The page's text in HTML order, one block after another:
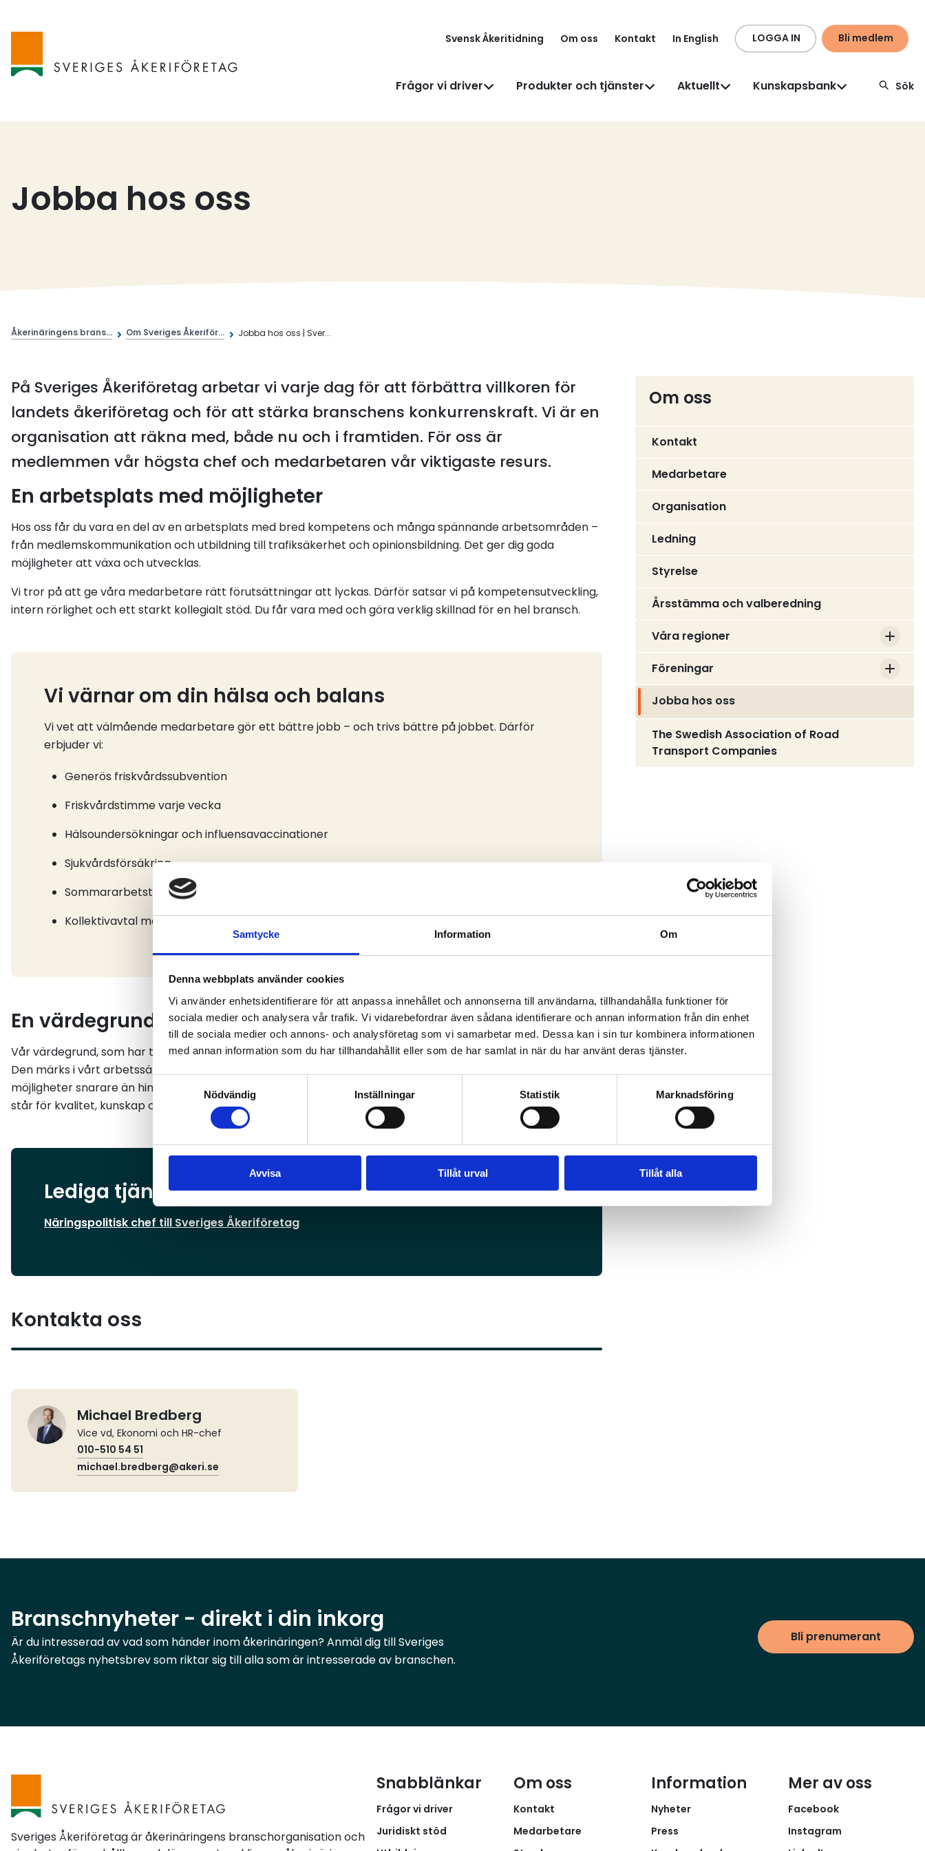
Samtycke Information Om
Denna webbplats använder cookies
Vi använder enhetsidentifierare för att anpassa innehållet och annonserna till användarna, tillhandahålla funktioner för
sociala medier och analysera vår trafik. Vi vidarebefordrar även sådana identifierare och annan information från din enhet
till de sociala medier och annons- och analysföretag som vi samarbetar med. Dessa kan i sin tur kombinera informationen
med annan information som du har tillhandahållit eller som de har samlat in när du har använt deras tjänster.
Nödvändig
Inställningar Statistik Marknadsföring
Avvisa Tillåt urval Tillåt alla
Svensk Åkeritidning Om oss Kontakt In English LOGGA IN Bli medlem
Frågor vi driver Produkter och tjänster Aktuellt Kunskapsbank Sök
Jobba hos oss
Åkerinäringens brans... Om Sveriges Åkeriför... Jobba hos oss | Sver...
På Sveriges Åkeriföretag arbetar vi varje dag för att förbättra villkoren för
landets åkeriföretag och för att stärka branschens konkurrenskraft. Vi är en
organisation att räkna med, både nu och i framtiden. För oss är
medlemmen vår högsta chef och medarbetaren vår viktigaste resurs.
En arbetsplats med möjligheter
Hos oss får du vara en del av en arbetsplats med bred kompetens och många spännande arbetsområden –
från medlemskommunikation och utbildning till trafiksäkerhet och opinionsbildning. Det ger dig goda
möjligheter att växa och utvecklas.
Vi tror på att ge våra medarbetare rätt förutsättningar att lyckas. Därför satsar vi på kompetensutveckling,
intern rörlighet och ett starkt kollegialt stöd. Du får vara med och göra verklig skillnad för en hel bransch.
Vi värnar om din hälsa och balans
Vi vet att välmående medarbetare gör ett bättre jobb – och trivs bättre på jobbet. Därför
erbjuder vi:
Generös friskvårdssubvention
Friskvårdstimme varje vecka
Hälsoundersökningar och influensavaccinationer
Sjukvårdsförsäkring
Sommararbetstid
Kollektivavtal med tjänstepension och andra trygga förmåner
En värdegrund som märks
Vår värdegrund, som har tagits fram tillsammans med våra medarbetare, genomsyrar hela vår verksamhet.
Den märks i vårt arbetssätt, i mötet med andra och i de beslut vi fattar. Vi är lösningsorienterade och ser
möjligheter snarare än hinder. Vi är engagerade och brinner för vårt uppdrag. Och vi är professionella – vi
står för kvalitet, kunskap och ansvar i allt vi gör.
Lediga tjänster
Näringspolitisk chef till Sveriges Åkeriföretag
Kontakta oss
Michael Bredberg
Vice vd, Ekonomi och HR-chef
010-510 54 51
michael.bredberg@akeri.se
Om oss
Kontakt
Medarbetare
Organisation
Ledning
Styrelse
Årsstämma och valberedning
Våra regioner
Föreningar
Jobba hos oss
The Swedish Association of Road
Transport Companies
Branschnyheter - direkt i din inkorg
Är du intresserad av vad som händer inom åkerinäringen? Anmäl dig till Sveriges
Åkeriföretags nyhetsbrev som riktar sig till alla som är intresserade av branschen.
Bli prenumerant
Sveriges Åkeriföretag är åkerinäringens branschorganisation och
Snabblänkar
Frågor vi driver
Juridiskt stöd
Om oss
Kontakt
Medarbetare
Information
Nyheter
Press
Mer av oss
Facebook
Instagram